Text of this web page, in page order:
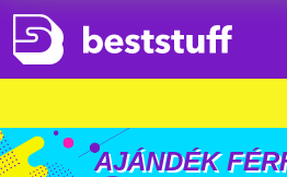
AJÁNDÉK